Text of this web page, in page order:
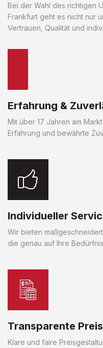
Bei der Wahl des richtigen
Frankfurt geht es nicht nur
Vertrauen, Qualität und
Erfahrung &
Mit über 17 Jahren am
Erfahrung und bewährte
Individueller
Wir bieten
die genau auf Ihre
Transparente
Klare und faire